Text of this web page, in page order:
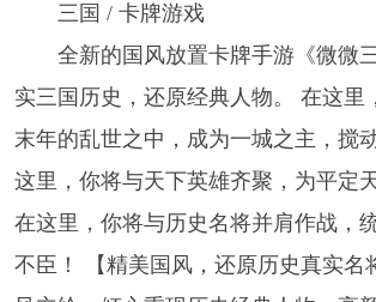
三国 / 卡牌游戏
全新的国风放置卡牌手游《微微
实三国历史，还原经典人物。 在这里
末年的乱世之中，成为一城之主，搅
这里，你将与天下英雄齐聚，为平定
在这里，你将与历史名将并肩作战，
不臣！ 【精美国风，还原历史真实名